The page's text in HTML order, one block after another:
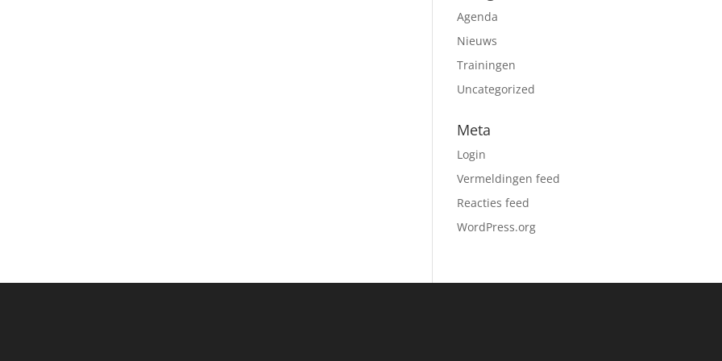
Agenda
Nieuws
Trainingen
Uncategorized
Meta
Login
Vermeldingen feed
Reacties feed
WordPress.org